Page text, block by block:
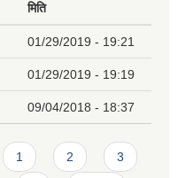
मिति
01/29/2019 - 19:21
01/29/2019 - 19:19
09/04/2018 - 18:37
1 2 3